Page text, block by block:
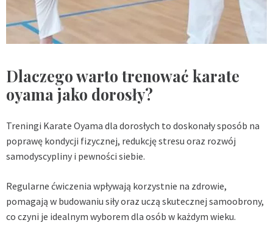
Dlaczego warto trenować karate
oyama jako dorosły?
Treningi Karate Oyama dla dorosłych to doskonały sposób na
poprawę kondycji fizycznej, redukcję stresu oraz rozwój
samodyscypliny i pewności siebie.
Regularne ćwiczenia wpływają korzystnie na zdrowie,
pomagają w budowaniu siły oraz uczą skutecznej samoobrony,
co czyni je idealnym wyborem dla osób w każdym wieku.